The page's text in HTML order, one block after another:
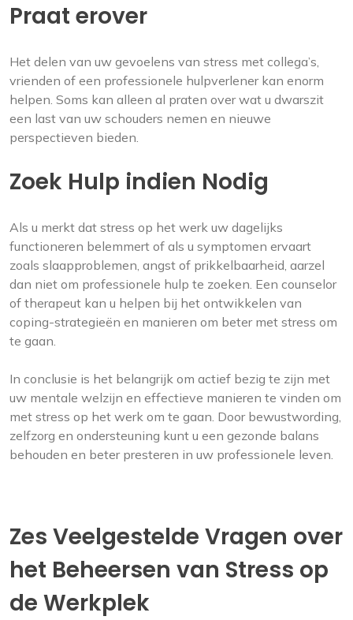
Praat erover
Het delen van uw gevoelens van stress met collega’s,
vrienden of een professionele hulpverlener kan enorm
helpen. Soms kan alleen al praten over wat u dwarszit
een last van uw schouders nemen en nieuwe
perspectieven bieden.
Zoek Hulp indien Nodig
Als u merkt dat stress op het werk uw dagelijks
functioneren belemmert of als u symptomen ervaart
zoals slaapproblemen, angst of prikkelbaarheid, aarzel
dan niet om professionele hulp te zoeken. Een counselor
of therapeut kan u helpen bij het ontwikkelen van
coping-strategieën en manieren om beter met stress om
te gaan.
In conclusie is het belangrijk om actief bezig te zijn met
uw mentale welzijn en effectieve manieren te vinden om
met stress op het werk om te gaan. Door bewustwording,
zelfzorg en ondersteuning kunt u een gezonde balans
behouden en beter presteren in uw professionele leven.
Zes Veelgestelde Vragen over
het Beheersen van Stress op
de Werkplek